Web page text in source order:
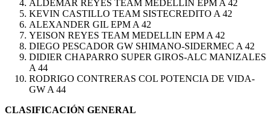
ALDEMAR REYES TEAM MEDELLIN EPM A 42
KEVIN CASTILLO TEAM SISTECREDITO A 42
ALEXANDER GIL EPM A 42
YEISON REYES TEAM MEDELLIN EPM A 42
DIEGO PESCADOR GW SHIMANO-SIDERMEC A 42
DIDIER CHAPARRO SUPER GIROS-ALC MANIZALES
A 44
RODRIGO CONTRERAS COL POTENCIA DE VIDA-
GW A 44
CLASIFICACIÓN GENERAL